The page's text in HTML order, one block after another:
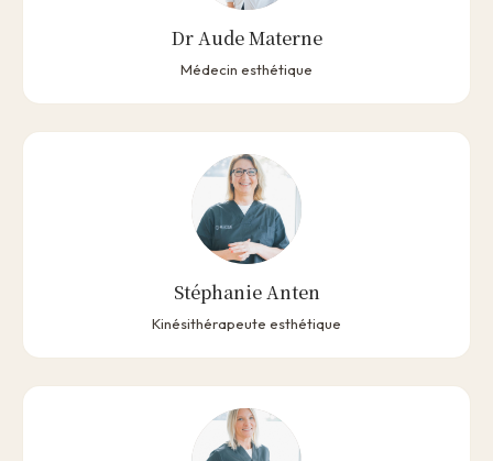
Dr Aude Materne
Médecin esthétique
Stéphanie Anten
Kinésithérapeute esthétique